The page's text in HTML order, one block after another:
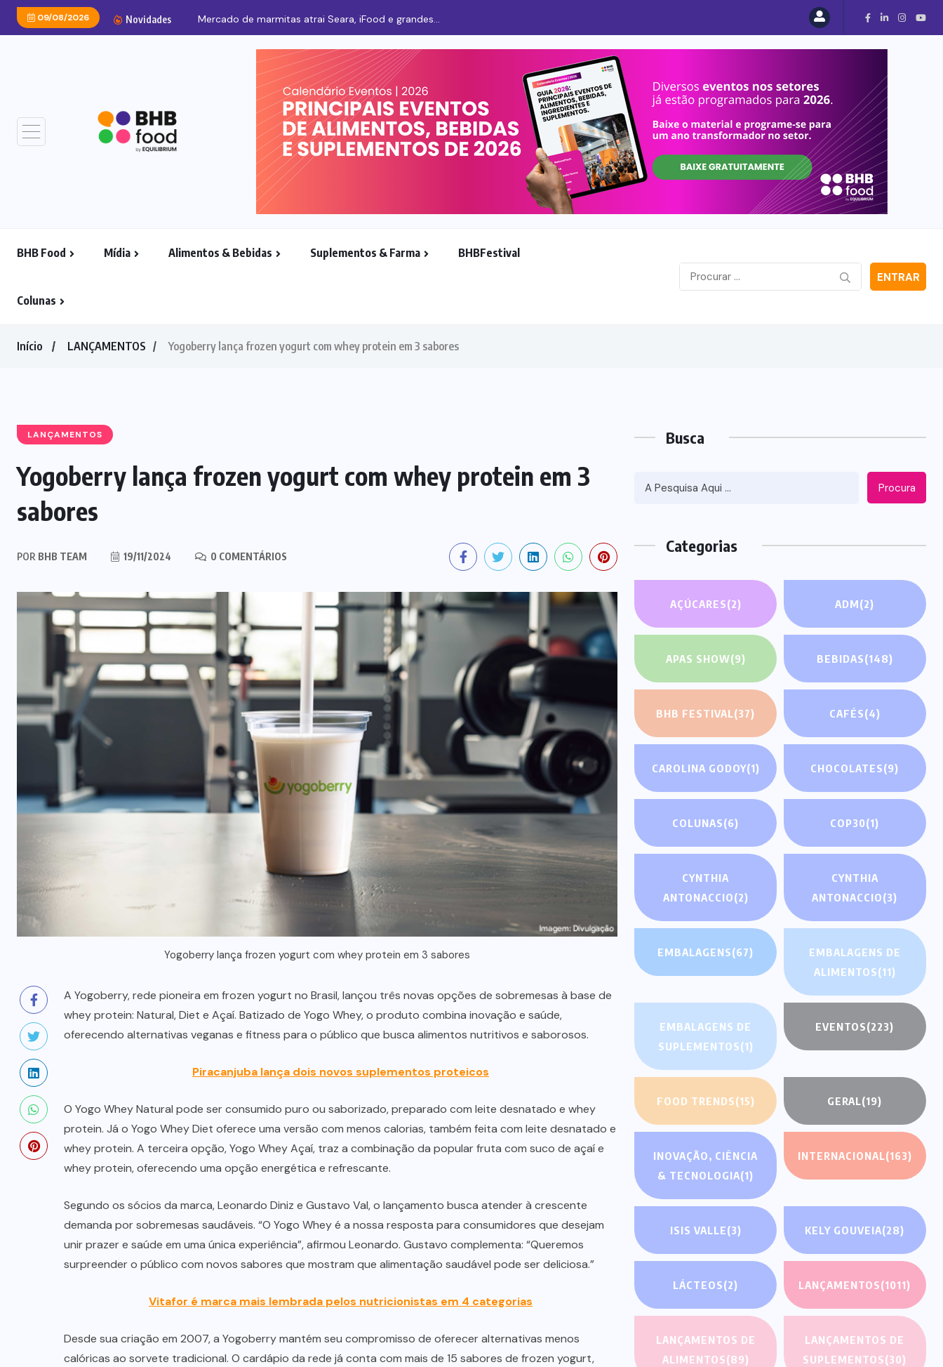
09/08/2026 Novidades Bauducco inaugura maior fábrica nos Estados
BHB Food Mídia Alimentos & Bebidas Suplementos & Farma BHBFestival
Colunas
ENTRAR
Início LANÇAMENTOS Yogoberry lança frozen yogurt com whey protein em 3 sabores
LANÇAMENTOS
Yogoberry lança frozen yogurt com whey protein em 3
sabores
POR BHB TEAM 19/11/2024 0 COMENTÁRIOS
Yogoberry lança frozen yogurt com whey protein em 3 sabores
A Yogoberry, rede pioneira em frozen yogurt no Brasil, lançou três novas opções de sobremesas à base de
whey protein: Natural, Diet e Açaí. Batizado de Yogo Whey, o produto combina inovação e saúde,
oferecendo alternativas veganas e fitness para o público que busca alimentos nutritivos e saborosos.
Piracanjuba lança dois novos suplementos proteicos
O Yogo Whey Natural pode ser consumido puro ou saborizado, preparado com leite desnatado e whey
protein. Já o Yogo Whey Diet oferece uma versão com menos calorias, também feita com leite desnatado e
whey protein. A terceira opção, Yogo Whey Açaí, traz a combinação da popular fruta com suco de açaí e
whey protein, oferecendo uma opção energética e refrescante.
Segundo os sócios da marca, Leonardo Diniz e Gustavo Val, o lançamento busca atender à crescente
demanda por sobremesas saudáveis. “O Yogo Whey é a nossa resposta para consumidores que desejam
unir prazer e saúde em uma única experiência”, afirmou Leonardo. Gustavo complementa: “Queremos
surpreender o público com novos sabores que mostram que alimentação saudável pode ser deliciosa.”
Vitafor é marca mais lembrada pelos nutricionistas em 4 categorias
Desde sua criação em 2007, a Yogoberry mantém seu compromisso de oferecer alternativas menos
calóricas ao sorvete tradicional. O cardápio da rede já conta com mais de 15 sabores de frozen yogurt,
Busca
Procura
Categorias
AÇÚCARES(2) ADM(2)
APAS SHOW(9) BEBIDAS(148)
BHB FESTIVAL(37) CAFÉS(4)
CAROLINA GODOY(1) CHOCOLATES(9)
COLUNAS(6) COP30(1)
CYNTHIA
ANTONACCIO(2)
CYNTHIA
ANTONACCIO(3)
EMBALAGENS(67)
EMBALAGENS DE
ALIMENTOS(11)
EMBALAGENS DE
SUPLEMENTOS(1)
EVENTOS(223)
FOOD TRENDS(15) GERAL(19)
INOVAÇÃO, CIÊNCIA
& TECNOLOGIA(1)
INTERNACIONAL(163)
ISIS VALLE(3) KELY GOUVEIA(28)
LÁCTEOS(2) LANÇAMENTOS(1011)
LANÇAMENTOS DE
ALIMENTOS(89)
LANÇAMENTOS DE
SUPLEMENTOS(30)